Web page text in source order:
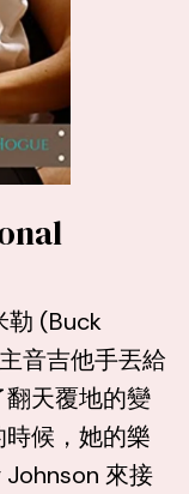
勒 (Buck
音吉他手丟給
天覆地的變
候，她的樂
來接